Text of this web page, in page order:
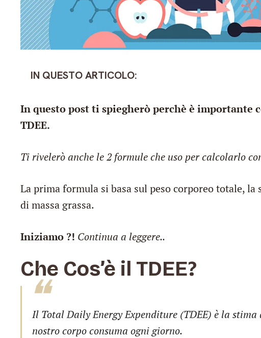
IN QUESTO ARTICOLO:
In questo post ti spiegherò perchè è importante
TDEE.
Ti rivelerò anche le 2 formule che uso per calcolarlo
La prima formula si basa sul peso corporeo totale, la
di massa grassa.
Iniziamo ?! Continua a leggere..
Che Cos’è il TDEE?
Il Total Daily Energy Expenditure (TDEE) è la
nostro corpo consuma ogni giorno.